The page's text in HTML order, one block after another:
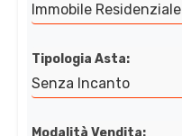
Immobile Residenziale
Tipologia Asta:
Senza Incanto
Modalità Vendita: